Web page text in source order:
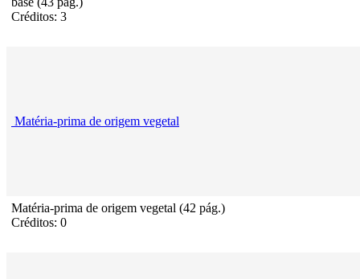
Créditos: 3
Matéria-prima de origem vegetal
Matéria-prima de origem vegetal (42 pág.)
Créditos: 0